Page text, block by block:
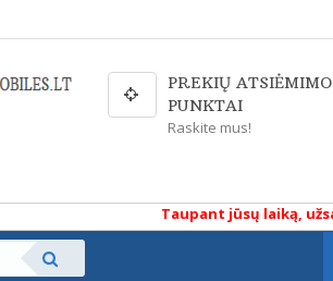
PREKIŲ ATSIĖMIMO
PUNKTAI
Raskite mus!
Taupant jūsų laiką,